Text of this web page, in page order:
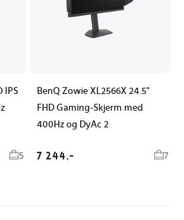
IPS
5
BenQ Zowie XL2566X 24.5"
FHD Gaming-Skjerm med
400Hz og DyAc 2
7 244,- 7